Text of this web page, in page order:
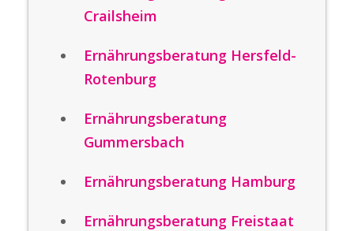
Crailsheim
Ernährungsberatung Hersfeld-
Rotenburg
Ernährungsberatung
Gummersbach
Ernährungsberatung Hamburg
Ernährungsberatung Freistaat